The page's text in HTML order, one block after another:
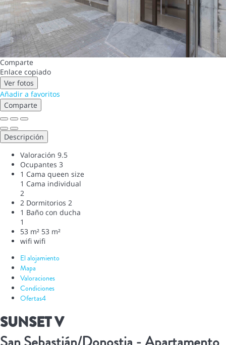
Comparte
Enlace copiado
Ver fotos
Añadir a favoritos
Comparte
Descripción
Valoración 9.5
Ocupantes 3
1 Cama queen size
1 Cama individual
2
2 Dormitorios 2
1 Baño con ducha
1
53 m² 53 m²
wifi wifi
El alojamiento
Mapa
Valoraciones
Condiciones
Ofertas4
SUNSET V